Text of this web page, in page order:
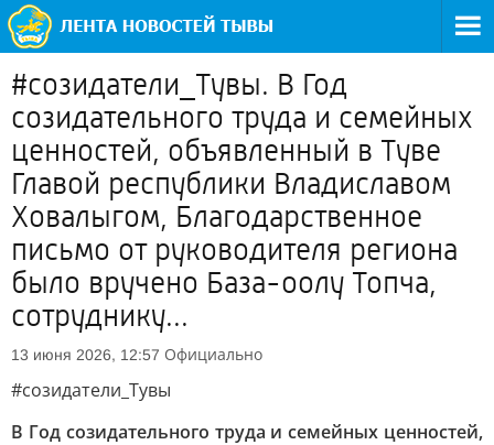
#созидатели_Тувы. В Год
созидательного труда и семейных
ценностей, объявленный в Туве
Главой республики Владиславом
Ховалыгом, Благодарственное
письмо от руководителя региона
было вручено База-оолу Топча,
сотруднику...
13 июня 2026, 12:57 Официально
#созидатели_Тувы
В Год созидательного труда и семейных ценностей,